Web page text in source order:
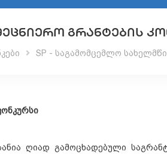
ᲒᲠᲐᲜᲢᲔᲑᲘᲡ
SP - საგამომცემლო
ღიად გამოცხადებული